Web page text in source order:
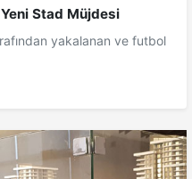
Stad Müjdesi
yakalanan ve futbol